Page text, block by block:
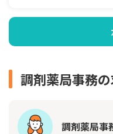
調剤薬局事務
調剤薬局事